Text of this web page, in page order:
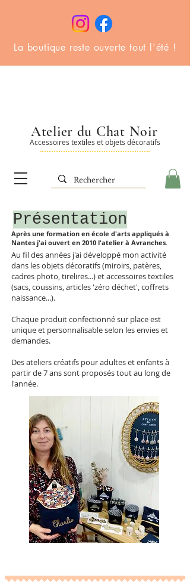
La boutique reste ouverte tout l'été !
Accessoires textiles et objets décoratifs
Atelier du Chat Noir
Présentation
Après une formation en école d'arts appliqués à
Nantes j'ai ouvert en 2010 l'atelier à Avranches.
Au fil des années j'ai développé mon activité
dans les objets décoratifs (miroirs, patères,
cadres photo, tirelires...) et accessoires textiles
(sacs, coussins, articles 'zéro déchet', coffrets
naissance...).
Chaque produit confectionné sur place est
unique et personnalisable selon les envies et
demandes.
Des ateliers créatifs pour adultes et enfants à
partir de 7 ans sont proposés tout au long de
l'année.